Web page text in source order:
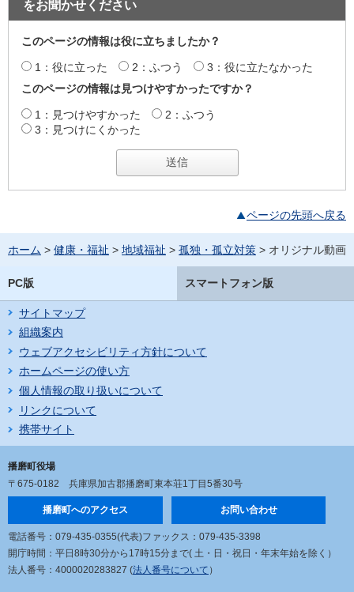
をお聞かせください
このページの情報は役に立ちましたか？
1：役に立った 2：ふつう
3：役に立たなかった
このページの情報は見つけやすかったですか？
1：見つけやすかった
2：ふつう
3：見つけにくかった
ページの先頭へ戻る
ホーム > 健康・福祉 > 地域福祉 > 孤独・孤立対策 > オリジナル動画
PC版 スマートフォン版
サイトマップ
組織案内
ウェブアクセシビリティ方針について
ホームページの使い方
個人情報の取り扱いについて
リンクについて
携帯サイト
播磨町役場
〒675-0182 兵庫県加古郡播磨町東本荘1丁目5番30号
播磨町へのアクセス お問い合わせ
電話番号：079-435-0355(代表)ファックス：079-435-3398
開庁時間：平日8時30分から17時15分まで( 土・日・祝日・年末年始を除く）
法人番号：4000020283827 (法人番号について ）